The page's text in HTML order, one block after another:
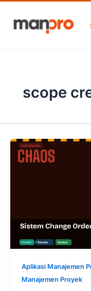
content
scope
Aplikasi Manajemen
Manajemen Proyek